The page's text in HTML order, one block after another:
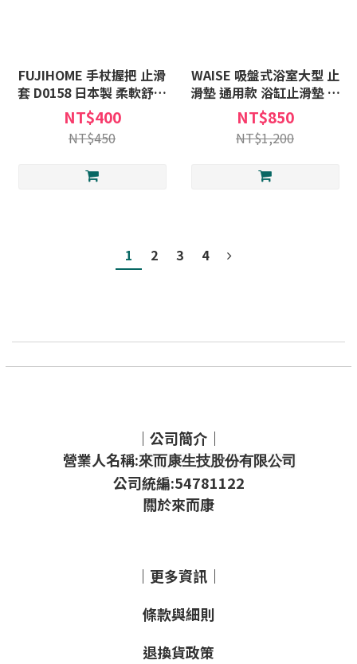
FUJIHOME 手杖握把 止滑
套 D0158 日本製 柔軟舒適
防水材質 雨天適用 手杖用
握把套
NT$400
NT$450
WAISE 吸盤式浴室大型 止
滑墊 通用款 浴缸止滑墊 浴
室用品 防滑墊 簡易安裝 銀
髮輔具
NT$850
NT$1,200
1 2 3 4
｜公司簡介｜
營業人名稱:來而康生技股份有限公司
公司統編:54781122
關於來而康
｜更多資訊｜
條款與細則
退換貨政策